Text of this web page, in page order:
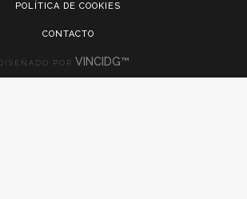
POLÍTICA DE COOKIES
CONTACTO
DISEÑADO POR VINCIDG™